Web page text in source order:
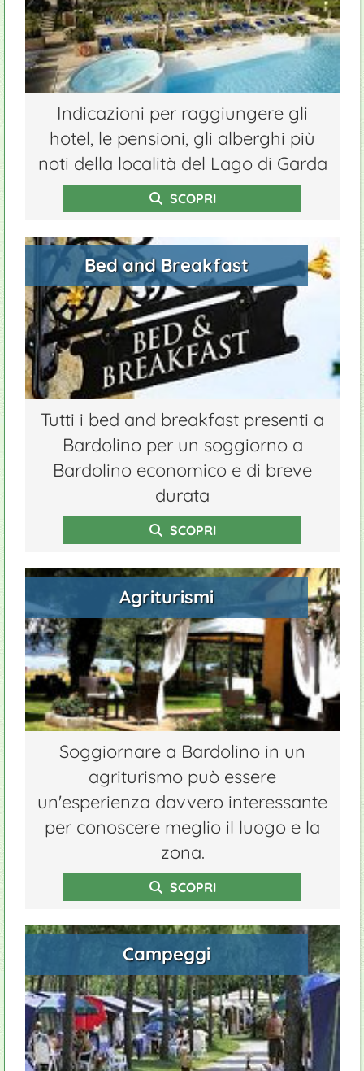
Indicazioni per raggiungere gli
hotel, le pensioni, gli alberghi più
noti della località del Lago di Garda
SCOPRI
Bed and Breakfast
Tutti i bed and breakfast presenti a
Bardolino per un soggiorno a
Bardolino economico e di breve
durata
SCOPRI
Agriturismi
Soggiornare a Bardolino in un
agriturismo può essere
un'esperienza davvero interessante
per conoscere meglio il luogo e la
zona.
SCOPRI
Campeggi